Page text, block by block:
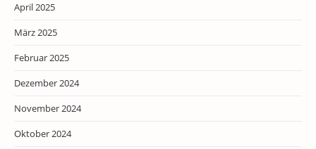
April 2025
März 2025
Februar 2025
Dezember 2024
November 2024
Oktober 2024